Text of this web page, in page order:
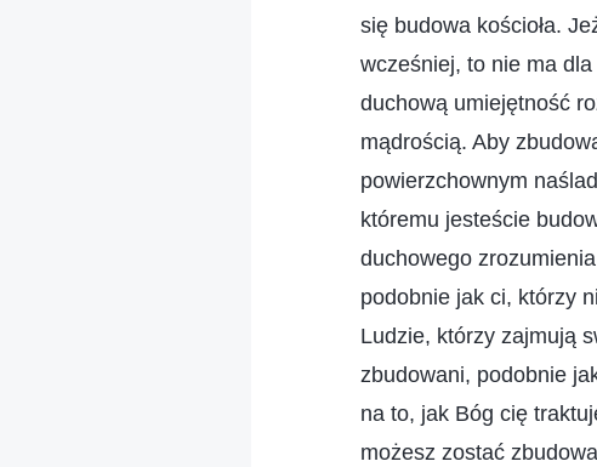
się budowa kościoła.
wcześniej, to nie ma
duchową umiejętność
mądrością. Aby
powierzchownym
któremu jesteście
duchowego
podobnie jak ci, którzy
Ludzie, którzy zajmują
zbudowani, podobnie
na to, jak Bóg cię
możesz zostać